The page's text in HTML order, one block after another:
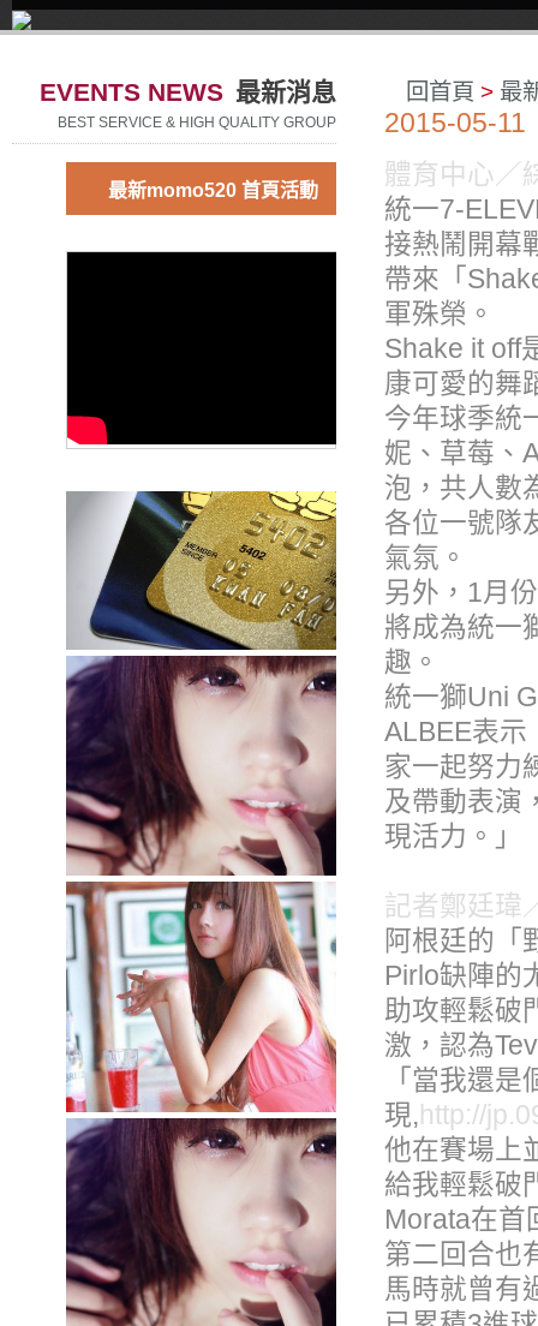
EVENTS NEWS 最新消息
BEST SERVICE & HIGH QUALITY GROUP
最新momo520 首頁活動
回首頁 > 最
2015-05-11
體育中心／
統一7-
接熱鬧開幕
帶來「
軍殊榮。
Shake it off
康可愛的舞
今年球季統
妮、草莓、
泡，共人數
各位一號隊
氣氛。
另外，1月
將成為統一
趣。
統一獅Uni
ALBEE表示
家一起努力
及帶動表演
現活力。」
記者鄭廷瑋
阿根廷的「
Pirlo缺陣的
助攻輕鬆破
激，認為
「當我還
現,http://
他在賽場上
給我輕鬆破
Morata在首
第二回合也
馬時就曾有